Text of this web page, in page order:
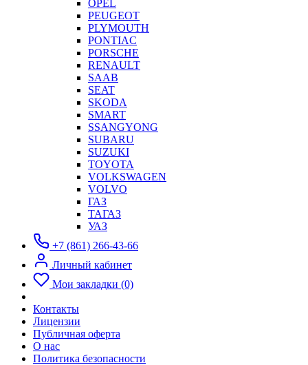
OPEL
PEUGEOT
PLYMOUTH
PONTIAC
PORSCHE
RENAULT
SAAB
SEAT
SKODA
SMART
SSANGYONG
SUBARU
SUZUKI
TOYOTA
VOLKSWAGEN
VOLVO
ГАЗ
ТАГАЗ
УАЗ
+7 (861) 266-43-66
Личный кабинет
Мои закладки (0)
Контакты
Лицензии
Публичная оферта
О нас
Политика безопасности